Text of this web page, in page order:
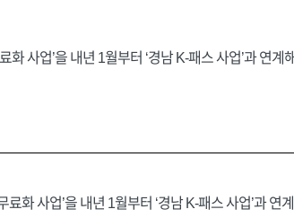
사업’을 내년 1월부터 ‘경남 K-패스 사업’과 연계
화 사업’을 내년 1월부터 ‘경남 K-패스 사업’과 연